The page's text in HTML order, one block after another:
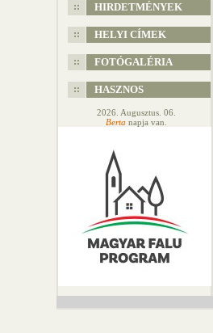
HIRDETMÉNYEK
HELYI CÍMEK
FOTÓGALÉRIA
HASZNOS
2026. Augusztus. 06.
Berta napja van.